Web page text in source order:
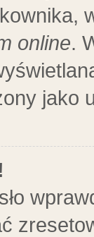
online.
jako